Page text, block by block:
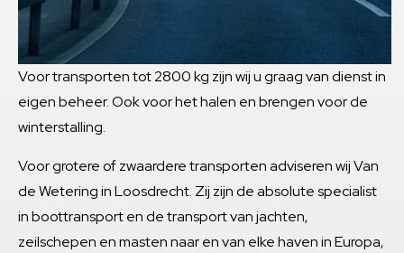
Voor transporten tot 2800 kg zijn wij u graag van dienst in
eigen beheer. Ook voor het halen en brengen voor de
winterstalling.
Voor grotere of zwaardere transporten adviseren wij Van
de Wetering in Loosdrecht. Zij zijn de absolute specialist
in boottransport en de transport van jachten,
zeilschepen en masten naar en van elke haven in Europa,